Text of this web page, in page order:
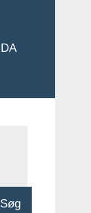
DA
Søg